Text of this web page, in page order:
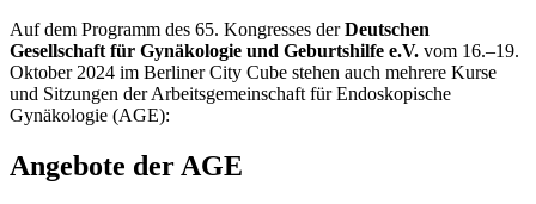
Auf dem Programm des 65. Kongresses derDeutschen
Gesellschaft für Gynäkologie und Geburtshilfe e.V. vom 16.–19.
Oktober 2024 im Berliner City Cube stehen auch mehrere Kurse
und Sitzungen der Arbeitsgemeinschaft für Endoskopische
Gynäkologie (AGE):
Angebote der AGE